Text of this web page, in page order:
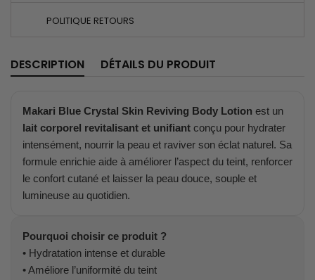
POLITIQUE RETOURS
DESCRIPTION DÉTAILS DU PRODUIT
Makari Blue Crystal Skin Reviving Body Lotion est un
lait corporel revitalisant et unifiant conçu pour hydrater
intensément, nourrir la peau et raviver son éclat naturel. Sa
formule enrichie aide à améliorer l’aspect du teint, renforcer
le confort cutané et laisser la peau douce, souple et
lumineuse au quotidien.
Pourquoi choisir ce produit ?
• Hydratation intense et durable
• Améliore l’uniformité du teint